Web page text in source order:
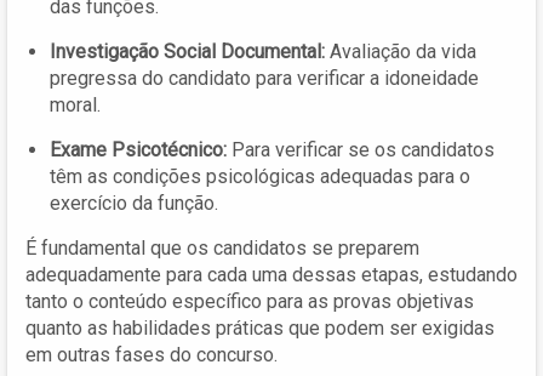
das funções.
Investigação Social Documental: Avaliação da vida
pregressa do candidato para verificar a idoneidade
moral.
Exame Psicotécnico: Para verificar se os candidatos
têm as condições psicológicas adequadas para o
exercício da função.
É fundamental que os candidatos se preparem
adequadamente para cada uma dessas etapas, estudando
tanto o conteúdo específico para as provas objetivas
quanto as habilidades práticas que podem ser exigidas
em outras fases do concurso.